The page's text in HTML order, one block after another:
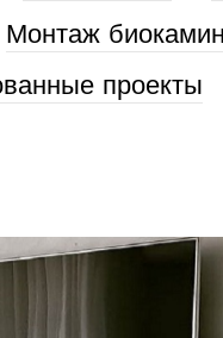
Монтаж
проекты